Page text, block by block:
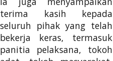
terima kasih kepada
seluruh pihak yang telah
bekerja keras, termasuk
panitia pelaksana, tokoh